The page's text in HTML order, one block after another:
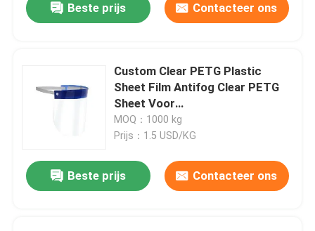
Beste prijs Contacteer ons
Custom Clear PETG Plastic
Sheet Film Antifog Clear PETG
Sheet Voor
gezichtsbescherming Mask
MOQ：1000 kg
Prijs：1.5 USD/KG
Beste prijs Contacteer ons